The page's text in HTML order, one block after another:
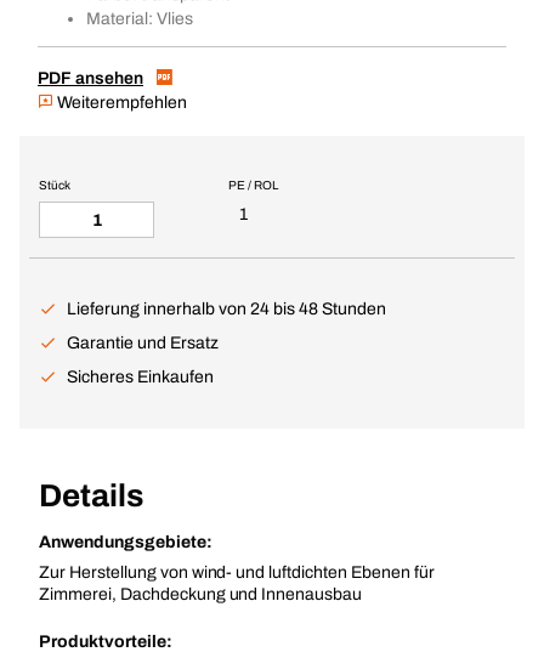
Material: Vlies
PDF ansehen
Weiterempfehlen
PE / ROL
1
Stück
Lieferung innerhalb von 24 bis 48 Stunden
Garantie und Ersatz
Sicheres Einkaufen
Details
Anwendungsgebiete:
Zur Herstellung von wind- und luftdichten Ebenen für
Zimmerei, Dachdeckung und Innenausbau
Produktvorteile: